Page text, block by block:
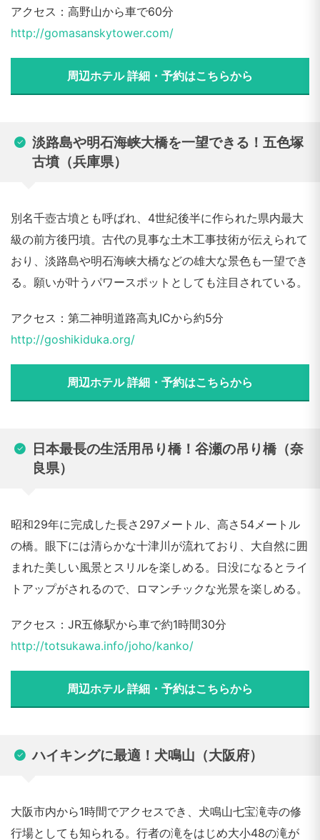
アクセス：高野山から車で60分
http://gomasanskytower.com/
周辺ホテル 詳細・予約はこちらから
淡路島や明石海峡大橋を一望できる！五色塚
古墳（兵庫県）
別名千壺古墳とも呼ばれ、4世紀後半に作られた県内最大
級の前方後円墳。古代の見事な土木工事技術が伝えられて
おり、淡路島や明石海峡大橋などの雄大な景色も一望でき
る。願いが叶うパワースポットとしても注目されている。
アクセス：第二神明道路高丸ICから約5分
http://goshikiduka.org/
周辺ホテル 詳細・予約はこちらから
日本最長の生活用吊り橋！谷瀬の吊り橋（奈
良県）
昭和29年に完成した長さ297メートル、高さ54メートル
の橋。眼下には清らかな十津川が流れており、大自然に囲
まれた美しい風景とスリルを楽しめる。日没になるとライ
トアップがされるので、ロマンチックな光景を楽しめる。
アクセス：JR五條駅から車で約1時間30分
http://totsukawa.info/joho/kanko/
周辺ホテル 詳細・予約はこちらから
ハイキングに最適！犬鳴山（大阪府）
大阪市内から1時間でアクセスでき、犬鳴山七宝滝寺の修
行場としても知られる。行者の滝をはじめ大小48の滝が